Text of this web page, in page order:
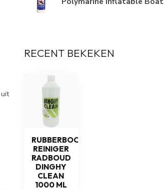
RECENT BEKEKEN
RUBBERBOOT
REINIGER
RADBOUD
DINGHY
CLEAN
1000 ML